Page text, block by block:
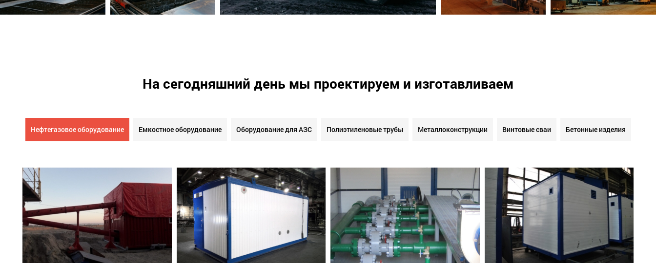
На сегодняшний день мы проектируем и изготавливаем
Нефтегазовое оборудование Емкостное оборудование Оборудование для АЗС Полиэтиленовые трубы Металлоконструкции Винтовые сваи Бетонные изделия